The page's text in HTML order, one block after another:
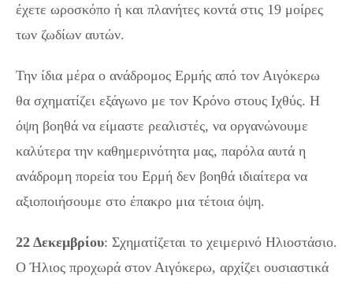
έχετε ωροσκόπο ή και πλανήτες κοντά στις 19 μοίρες
των ζωδίων αυτών.
Την ίδια μέρα ο ανάδρομος Ερμής από τον Αιγόκερω
θα σχηματίζει εξάγωνο με τον Κρόνο στους Ιχθύς. Η
όψη βοηθά να είμαστε ρεαλιστές, να οργανώνουμε
καλύτερα την καθημερινότητα μας, παρόλα αυτά η
ανάδρομη πορεία του Ερμή δεν βοηθά ιδιαίτερα να
αξιοποιήσουμε στο έπακρο μια τέτοια όψη.
22 Δεκεμβρίου: Σχηματίζεται το χειμερινό Ηλιοστάσιο.
Ο Ήλιος προχωρά στον Αιγόκερω, αρχίζει ουσιαστικά